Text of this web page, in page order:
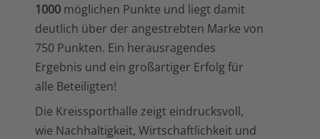
1000 mög­li­chen Punkte und liegt damit
deut­lich über der ange­streb­ten Marke von
750 Punk­ten. Ein herausragendes
Ergebnis und ein großartiger Erfolg für
alle Beteiligten!
Die Kreissporthalle zeigt eindrucksvoll,
wie Nachhaltigkeit, Wirtschaftlichkeit und